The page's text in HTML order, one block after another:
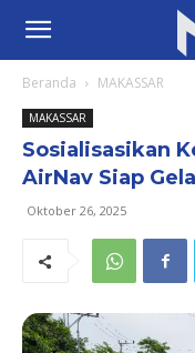
Beranda MAKASSAR
MAKASSAR
Sosialisasikan
AirNav Siap
Oktober 26, 2025